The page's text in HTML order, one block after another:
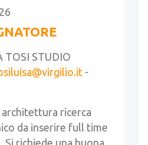
TOSI STUDIO
-
ricerca
da inserire full time
richiede una buona